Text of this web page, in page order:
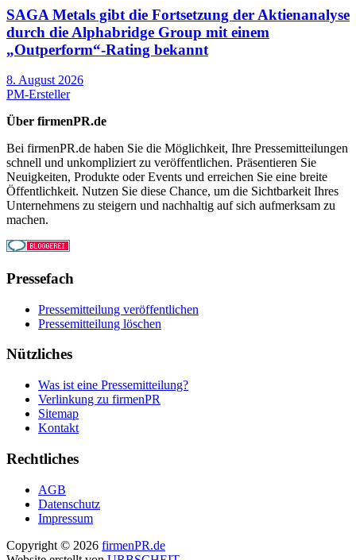
SAGA Metals gibt die Fortsetzung der Aktienanalyse
durch die Alphabridge Group mit einem
„Outperform“-Rating bekannt
8. August 2026
PM-Ersteller
Über firmenPR.de
Bei firmenPR.de haben Sie die Möglichkeit, Ihre Pressemitteilungen
schnell und unkompliziert zu veröffentlichen. Präsentieren Sie
Neuigkeiten, Produkte oder Events und erreichen Sie eine breite
Öffentlichkeit. Nutzen Sie diese Chance, um die Sichtbarkeit Ihres
Unternehmens zu steigern und nachhaltig auf sich aufmerksam zu
machen.
Pressefach
Pressemitteilung veröffentlichen
Pressemitteilung löschen
Nützliches
Was ist eine Pressemitteilung?
Verlinkung zu firmenPR
Sitemap
Kontakt
Rechtliches
AGB
Datenschutz
Impressum
Copyright © 2026 firmenPR.de